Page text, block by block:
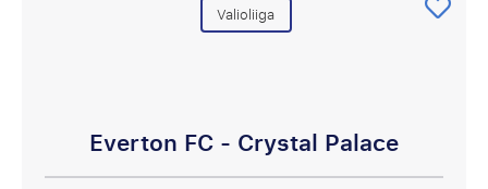
Valioliiga
Everton FC - Crystal Palace